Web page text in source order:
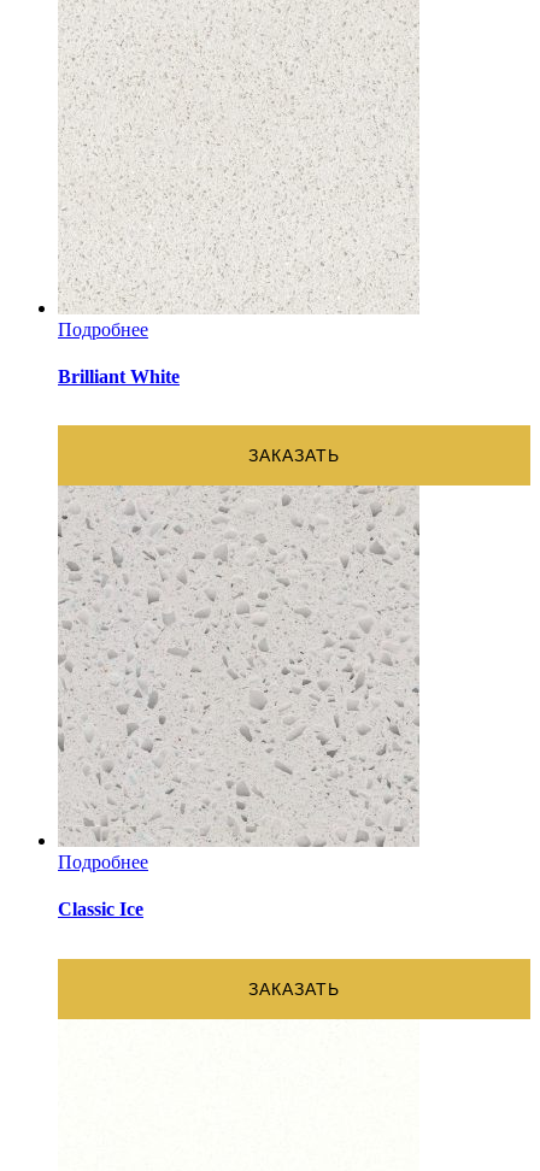
Подробнее
Brilliant White
ЗАКАЗАТЬ
Подробнее
Classic Ice
ЗАКАЗАТЬ